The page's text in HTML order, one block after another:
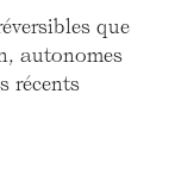
que
autonomes
récents